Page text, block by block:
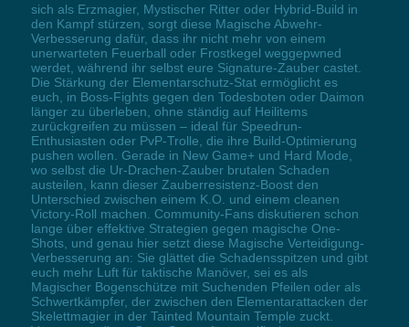
sich als Erzmagier, Mystischer Ritter oder Hybrid-Build in
den Kampf stürzen, sorgt diese Magische Abwehr-
Verbesserung dafür, dass ihr nicht mehr von einem
unerwarteten Feuerball oder Frostkegel weggepwned
werdet, während ihr selbst eure Signature-Zauber castet.
Die Stärkung der Elementarschutz-Stat ermöglicht es
euch, in Boss-Fights gegen den Todesboten oder Daimon
länger zu überleben, ohne ständig auf Heilitems
zurückgreifen zu müssen – ideal für Speedrun-
Enthusiasten oder PvP-Trolle, die ihre Build-Optimierung
pushen wollen. Gerade in New Game+ und Hard Mode,
wo selbst die Ur-Drachen-Zauber brutalen Schaden
austeilen, kann dieser Zauberresistenz-Boost den
Unterschied zwischen einem K.O. und einem cleanen
Victory-Roll machen. Community-Fans diskutieren schon
lange über effektive Strategien gegen magische One-
Shots, und genau hier setzt diese Magische Verteidigung-
Verbesserung an: Sie glättet die Schadensspitzen und gibt
euch mehr Luft für taktische Manöver, sei es als
Magischer Bogenschütze mit Suchenden Pfeilen oder als
Schwertkämpfer, der zwischen den Elementarattacken der
Skelettmagier in der Tainted Mountain Temple zuckt.